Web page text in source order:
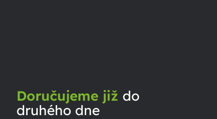
Doručujeme již do
druhého dne